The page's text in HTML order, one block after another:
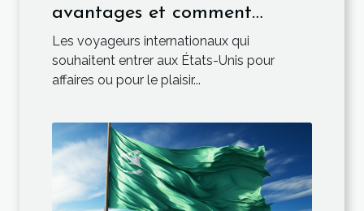
avantages et comment
l’obtenir ?
Les voyageurs internationaux qui
souhaitent entrer aux États-Unis pour
affaires ou pour le plaisir...